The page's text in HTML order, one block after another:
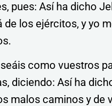
pues: Así ha dicho
de los ejércitos, y yo
como vuestros
diciendo: Así ha
malos caminos y de